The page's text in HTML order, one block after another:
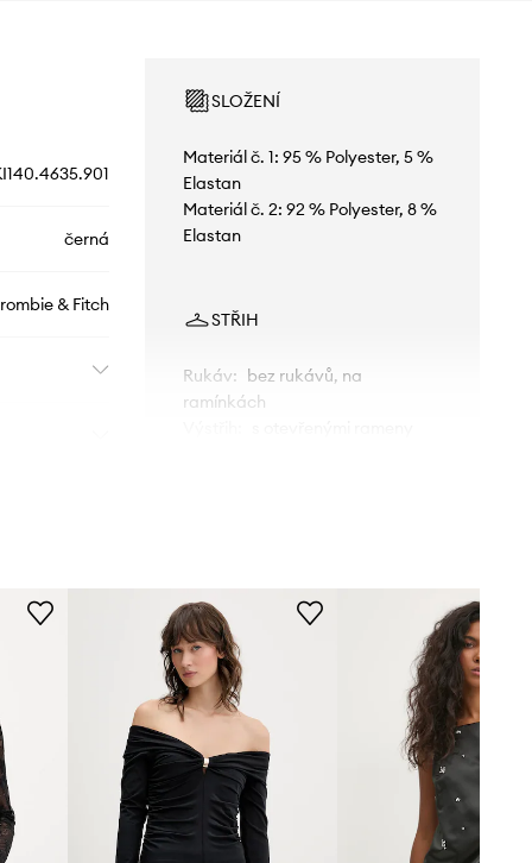
černá
& Fitch
SLOŽENÍ
Materiál č. 1: 95 % Polyester, 5 %
Elastan
Materiál č. 2: 92 % Polyester, 8 %
Elastan
STŘIH
Rukáv: bez rukávů, na
ramínkách
Modelka na fotografii je 177 cm
vysoká a má na sobě velikost S
Standardní velikost
Doporučujeme zvolit velikost, kterou
běžně nosíte.
Tabulka velikosti